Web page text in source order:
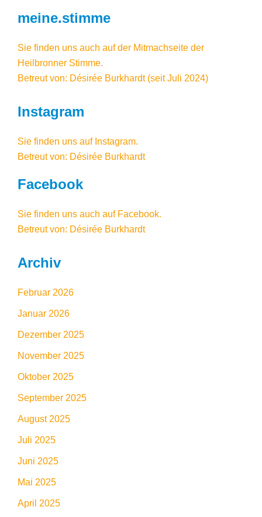
meine.stimme
Sie finden uns auch auf der Mitmachseite der
Heilbronner Stimme.
Betreut von: Désirée Burkhardt (seit Juli 2024)
Instagram
Sie finden uns auf Instagram.
Betreut von: Désirée Burkhardt
Facebook
Sie finden uns auch auf Facebook.
Betreut von: Désirée Burkhardt
Archiv
Februar 2026
Januar 2026
Dezember 2025
November 2025
Oktober 2025
September 2025
August 2025
Juli 2025
Juni 2025
Mai 2025
April 2025